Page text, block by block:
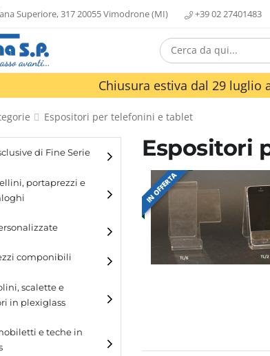
Superiore, 317 20055 Vimodrone (MI) +39 02 27401483
Chiusura estiva dal 29
Espositori per telefonini e tablet
di Fine Serie
portaprezzi e
componibili
scalette e
in plexiglass
e teche in
Espositori
IN OFFERTA